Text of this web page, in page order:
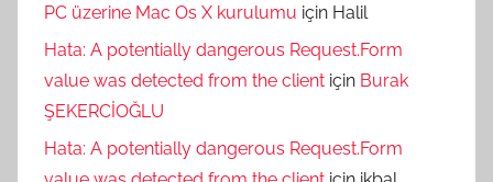
PC üzerine Mac Os X kurulumu için Halil
Hata: A potentially dangerous Request.Form
value was detected from the client için Burak
ŞEKERCİOĞLU
Hata: A potentially dangerous Request.Form